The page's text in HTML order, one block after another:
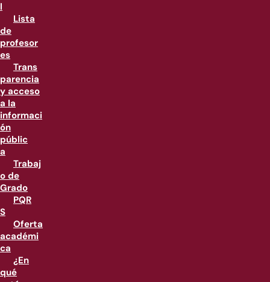
l
Lista
de
profesor
es
Trans
parencia
y acceso
a la
informaci
ón
públic
a
Trabaj
o de
Grado
PQR
S
Oferta
académi
ca
¿En
qué